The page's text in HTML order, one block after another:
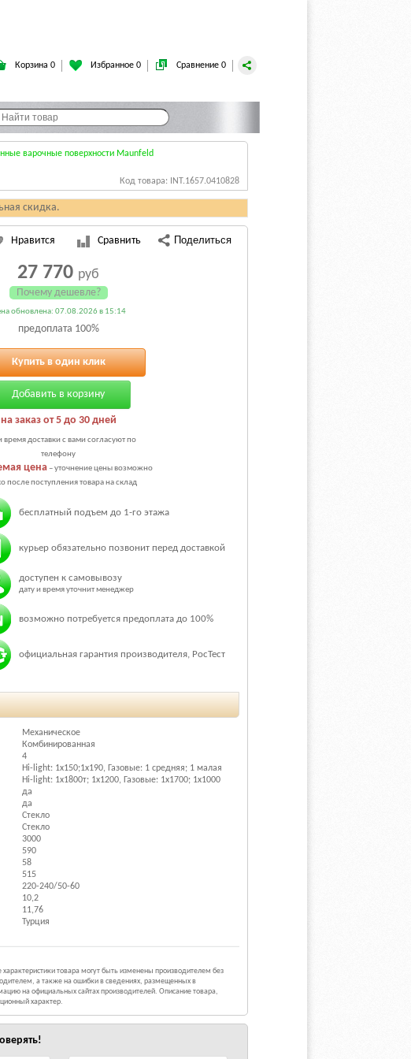
Корзина 0 Избранное 0 Сравнение 0
варочные поверхности Maunfeld
Код товара: INT.1657.0410828
скидка.
Нравится Сравнить
27 770 руб
Почему дешевле?
обновлена: 07.08.2026 в 15:14
предоплата 100%
Купить в один клик
Добавить в корзину
на заказ от 5 до 30 дней
время доставки с вами согласуют по
телефону
цена– уточнение цены возможно
после поступления товара на склад
бесплатный подъем до 1-го этажа
курьер обязательно позвонит перед доставкой
доступен к самовывозу
дату и время уточнит менеджер
возможно потребуется предоплата до 100%
официальная гарантия производителя, РосТест
Механическое
Комбинированная
4
Hi-light: 1х150;1х190, Газовые: 1 средняя; 1 малая
Hi-light: 1х1800т; 1х1200, Газовые: 1х1700; 1х1000
да
да
Стекло
Стекло
3000
590
58
515
220-240/50-60
10,2
11,76
Турция
товара могут быть изменены производителем без
а также на ошибки в сведениях, размещенных в
на официальных сайтах производителей. Описание товара,
характер.